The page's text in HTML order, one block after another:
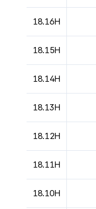
18.16H
18.15H
18.14H
18.13H
18.12H
18.11H
18.10H